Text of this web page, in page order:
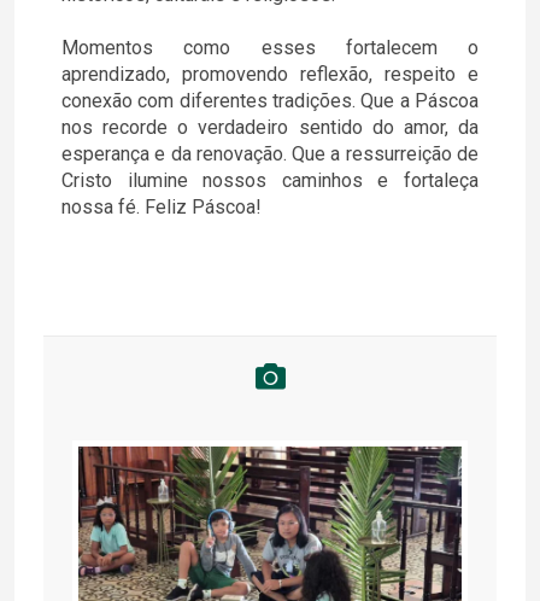
Momentos como esses fortalecem o
aprendizado, promovendo reflexão, respeito e
conexão com diferentes tradições. Que a Páscoa
nos recorde o verdadeiro sentido do amor, da
esperança e da renovação. Que a ressurreição de
Cristo ilumine nossos caminhos e fortaleça
nossa fé. Feliz Páscoa!